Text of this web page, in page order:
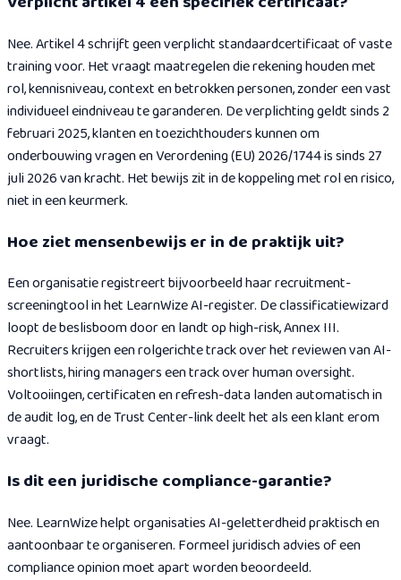
Nee. Artikel 4 schrijft geen verplicht standaardcertificaat of vaste
training voor. Het vraagt maatregelen die rekening houden met
rol, kennisniveau, context en betrokken personen, zonder een vast
individueel eindniveau te garanderen. De verplichting geldt sinds 2
februari 2025, klanten en toezichthouders kunnen om
onderbouwing vragen en Verordening (EU) 2026/1744 is sinds 27
juli 2026 van kracht. Het bewijs zit in de koppeling met rol en risico,
niet in een keurmerk.
Hoe ziet mensenbewijs er in de praktijk uit?
Een organisatie registreert bijvoorbeeld haar recruitment-
screeningtool in het LearnWize AI-register. De classificatiewizard
loopt de beslisboom door en landt op high-risk, Annex III.
Recruiters krijgen een rolgerichte track over het reviewen van AI-
shortlists, hiring managers een track over human oversight.
Voltooiingen, certificaten en refresh-data landen automatisch in
de audit log, en de Trust Center-link deelt het als een klant erom
vraagt.
Is dit een juridische compliance-garantie?
Nee. LearnWize helpt organisaties AI-geletterdheid praktisch en
aantoonbaar te organiseren. Formeel juridisch advies of een
compliance opinion moet apart worden beoordeeld.